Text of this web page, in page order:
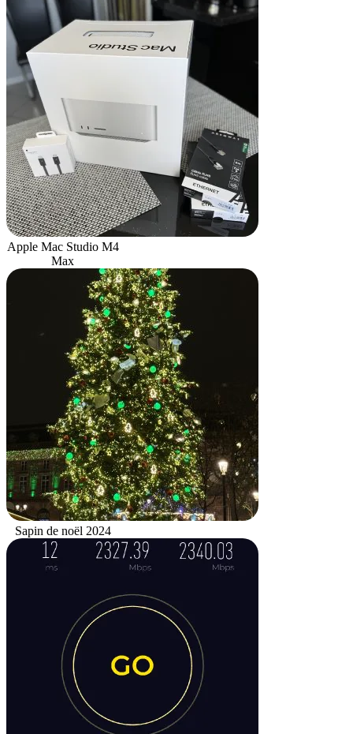
Apple Mac Studio M4
Max
Sapin de noël 2024